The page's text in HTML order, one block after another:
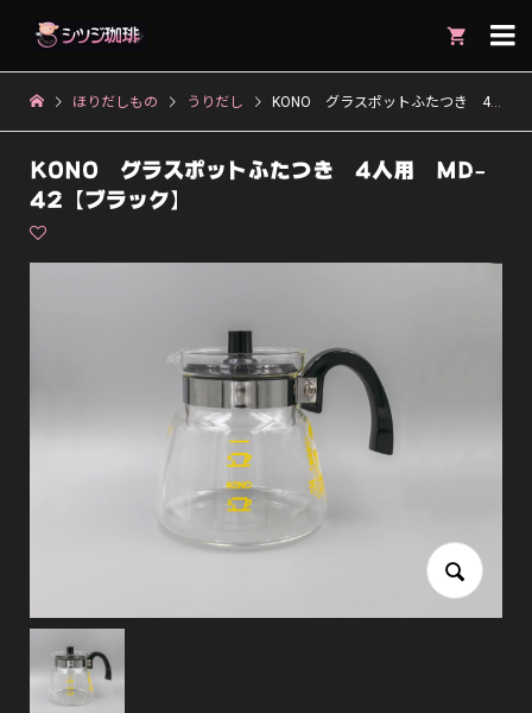

ほりだしもの うりだし KONO グラスポットふたつき 4人用 MD-42【ブラック】
KONO グラスポットふたつき 4人用 MD-
42【ブラック】